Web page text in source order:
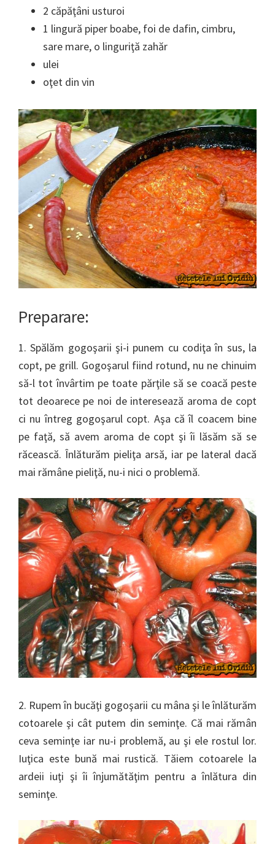
2 căpăţâni usturoi
1 lingură piper boabe, foi de dafin, cimbru,
sare mare, o linguriţă zahăr
ulei
oţet din vin
Preparare:
1. Spălăm gogoşarii şi-i punem cu codiţa în sus, la
copt, pe grill. Gogoşarul fiind rotund, nu ne chinuim
să-l tot învârtim pe toate părţile să se coacă peste
tot deoarece pe noi de interesează aroma de copt
ci nu întreg gogoşarul copt. Aşa că îl coacem bine
pe faţă, să avem aroma de copt şi îi lăsăm să se
răcească. Înlăturăm pieliţa arsă, iar pe lateral dacă
mai rămâne pieliţă, nu-i nici o problemă.
2. Rupem în bucăţi gogoşarii cu mâna şi le înlăturăm
cotoarele şi cât putem din seminţe. Că mai rămân
ceva seminţe iar nu-i problemă, au şi ele rostul lor.
Iuţica este bună mai rustică. Tăiem cotoarele la
ardeii iuţi şi îi înjumătăţim pentru a înlătura din
seminţe.